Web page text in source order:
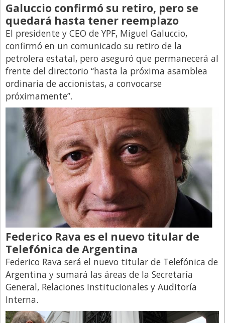
Galuccio confirmó su retiro, pero se
quedará hasta tener reemplazo
El presidente y CEO de YPF, Miguel Galuccio,
confirmó en un comunicado su retiro de la
petrolera estatal, pero aseguró que permanecerá al
frente del directorio “hasta la próxima asamblea
ordinaria de accionistas, a convocarse
próximamente”.
Federico Rava es el nuevo titular de
Telefónica de Argentina
Federico Rava será el nuevo titular de Telefónica de
Argentina y sumará las áreas de la Secretaría
General, Relaciones Institucionales y Auditoría
Interna.